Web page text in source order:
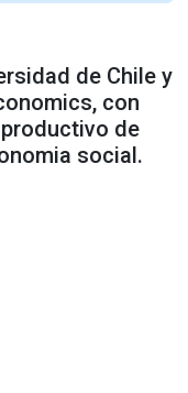
de Chile y
con
de
social.